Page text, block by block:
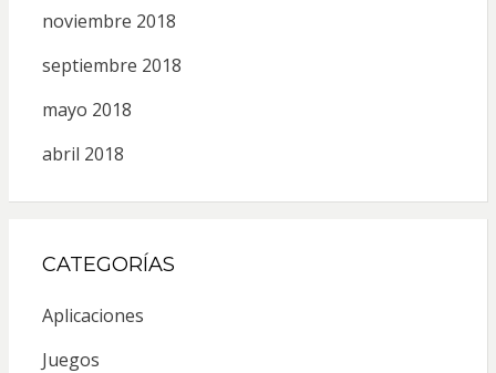
noviembre 2018
septiembre 2018
mayo 2018
abril 2018
CATEGORÍAS
Aplicaciones
Juegos